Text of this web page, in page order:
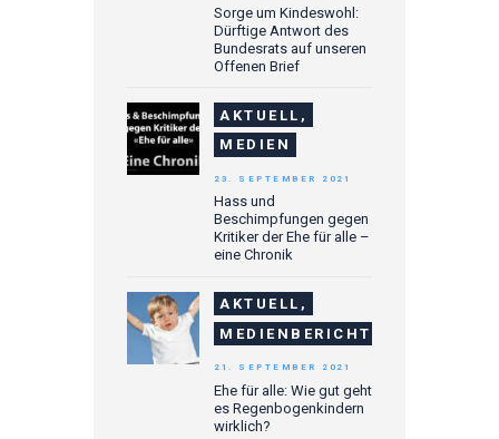
Sorge um Kindeswohl:
Dürftige Antwort des
Bundesrats auf unseren
Offenen Brief
AKTUELL,
MEDIEN
Hass und
Beschimpfungen gegen
Kritiker der Ehe für alle –
eine Chronik
23. SEPTEMBER 2021
AKTUELL,
MEDIENBERICHTE
Ehe für alle: Wie gut geht
es Regenbogenkindern
wirklich?
21. SEPTEMBER 2021